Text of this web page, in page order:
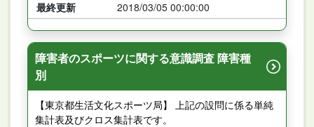
最終更新
2018/03/05 00:00:00
障害者のスポーツに関する意識調査 障害種
別
【東京都生活文化スポーツ局】 上記の設問に係る単純
集計表及びクロス集計表です。